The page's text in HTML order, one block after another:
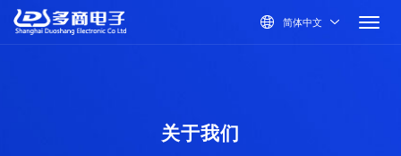
简体中文
关于我们